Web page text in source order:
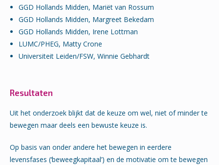
GGD Hollands Midden, Mariët van Rossum
GGD Hollands Midden, Margreet Bekedam
GGD Hollands Midden, Irene Lottman
LUMC/PHEG, Matty Crone
Universiteit Leiden/FSW, Winnie Gebhardt
Resultaten
Uit het onderzoek blijkt dat de keuze om wel, niet of minder te
bewegen maar deels een bewuste keuze is.
Op basis van onder andere het bewegen in eerdere
levensfases (‘beweegkapitaal’) en de motivatie om te bewegen